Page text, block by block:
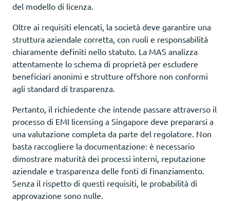
del modello di licenza.
Oltre ai requisiti elencati, la società deve garantire una
struttura aziendale corretta, con ruoli e responsabilità
chiaramente definiti nello statuto. La MAS analizza
attentamente lo schema di proprietà per escludere
beneficiari anonimi e strutture offshore non conformi
agli standard di trasparenza.
Pertanto, il richiedente che intende passare attraverso il
processo di EMI licensing a Singapore deve prepararsi a
una valutazione completa da parte del regolatore. Non
basta raccogliere la documentazione: è necessario
dimostrare maturità dei processi interni, reputazione
aziendale e trasparenza delle fonti di finanziamento.
Senza il rispetto di questi requisiti, le probabilità di
approvazione sono nulle.